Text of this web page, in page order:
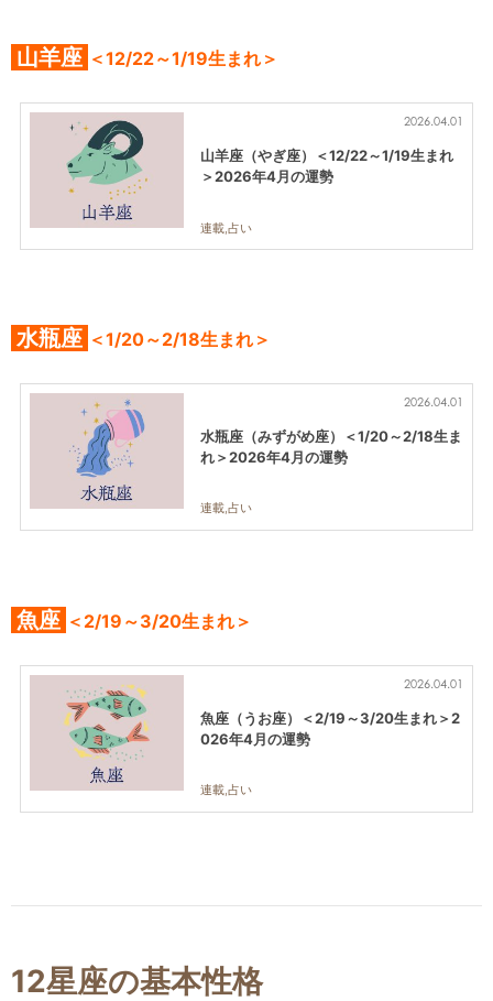
山羊座 ＜12/22～1/19生まれ＞
2026.04.01
山羊座（やぎ座）＜12/22～1/19生まれ
＞2026年4月の運勢
連載,占い
水瓶座 ＜1/20～2/18生まれ＞
2026.04.01
水瓶座（みずがめ座）＜1/20～2/18生ま
れ＞2026年4月の運勢
連載,占い
魚座 ＜2/19～3/20生まれ＞
2026.04.01
魚座（うお座）＜2/19～3/20生まれ＞2
026年4月の運勢
連載,占い
12星座の基本性格